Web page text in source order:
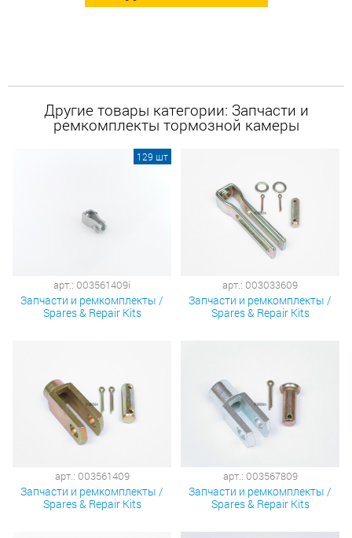
Другие товары категории: Запчасти и
ремкомплекты тормозной камеры
арт.: 003561409i
Запчасти и ремкомплекты /
Spares & Repair Kits
129 шт
арт.: 003033609
Запчасти и ремкомплекты /
Spares & Repair Kits
арт.: 003561409
Запчасти и ремкомплекты /
Spares & Repair Kits
арт.: 003567809
Запчасти и ремкомплекты /
Spares & Repair Kits